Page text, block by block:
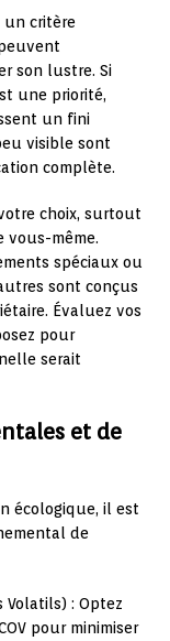
critère
son lustre. Si
une priorité,
un fini
visible sont
complète.
choix, surtout
vous-même.
spéciaux ou
sont conçus
Évaluez vos
pour
serait
et de
écologique, il est
de
Volatils) : Optez
pour minimiser